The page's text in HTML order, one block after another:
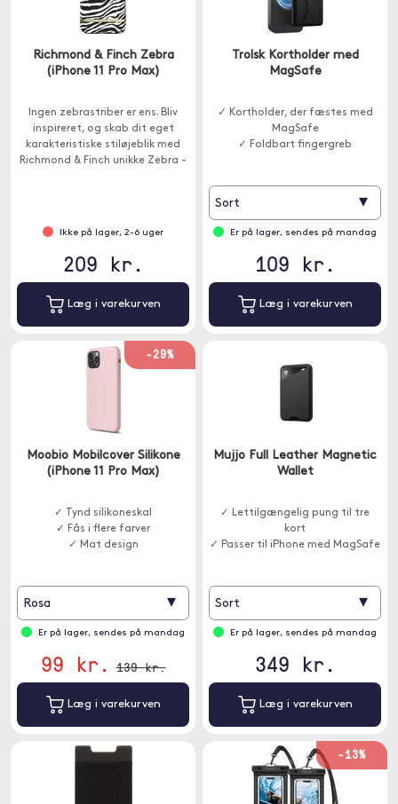
Richmond & Finch Zebra
(iPhone 11 Pro Max)
Ingen zebrastriber er ens. Bliv
inspireret, og skab dit eget
karakteristiske stiløjeblik med
Richmond & Finch unikke Zebra -
Ikke på lager, 2-6 uger
209 kr.
Læg i varekurven
Trolsk Kortholder med
MagSafe
✓ Kortholder, der fæstes med
MagSafe
✓ Foldbart fingergreb
Sort ▾
Er på lager, sendes på mandag
109 kr.
Læg i varekurven
-29%
Moobio Mobilcover Silikone
(iPhone 11 Pro Max)
✓ Tynd silikoneskal
✓ Fås i flere farver
✓ Mat design
Rosa ▾
Er på lager, sendes på mandag
99 kr. 139 kr.
Læg i varekurven
Mujjo Full Leather Magnetic
Wallet
✓ Lettilgængelig pung til tre
kort
✓ Passer til iPhone med MagSafe
Sort ▾
Er på lager, sendes på mandag
349 kr.
Læg i varekurven
-13%